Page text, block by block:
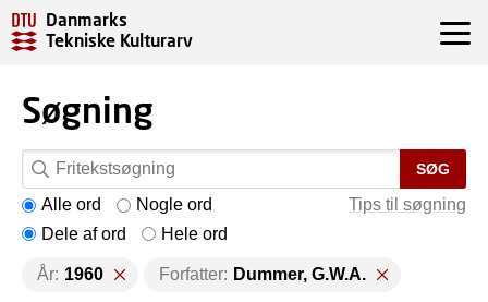
Danmarks
Tekniske Kulturarv
Søgning
SØG
Tips til søgning
Alle ord
Nogle ord
Dele af ord
Hele ord
År: 1960 Forfatter: Dummer, G.W.A.